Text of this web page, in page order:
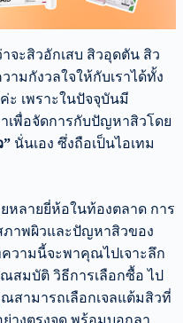
จะสิวอักเสบ สิวอุดตัน สิว
ามกังวลใจให้กับเราได้ทั้ง
ะ เพราะในปัจจุบันมี
พื่อจัดการกับปัญหาสิวโดย
” นั่นเอง ซึ่งถือเป็นไอเทม
หลายยี่ห้อในท้องตลาด การ
ภาพผิวและปัญหาสิวของ
วามนี้จะพาคุณไปเจาะลึก
สมบัติ วิธีการเลือกซื้อ ไป
สามารถเลือกเจลแต้มสิวที่
างตรงจุด พร้อมบอกลา